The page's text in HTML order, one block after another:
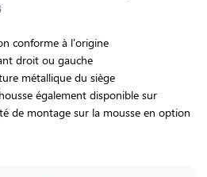
conforme à l'origine
droit ou gauche
métallique du siège
également disponible sur
de montage sur la mousse en option